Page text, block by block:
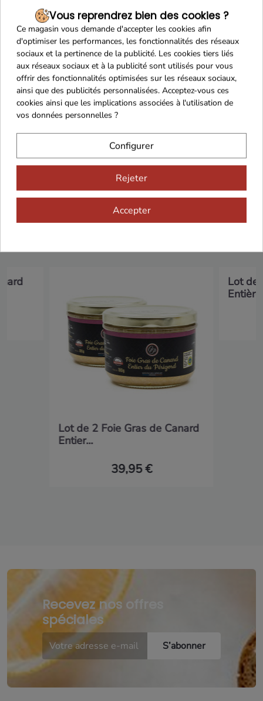
Franco de port 79€ Livraison 24h/48h
Cadeaux dès 99€
Vous aimerez aussi...
Lot de 2 Foie Gras de Canard
Entier...
39,95 €
Lot de
Recevez nos offres
spéciales
Vous reprendrez bien des cookies ?
Ce magasin vous demande d'accepter les cookies afin
d'optimiser les performances, les fonctionnalités des réseaux
sociaux et la pertinence de la publicité. Les cookies tiers liés
aux réseaux sociaux et à la publicité sont utilisés pour vous
offrir des fonctionnalités optimisées sur les réseaux sociaux,
ainsi que des publicités personnalisées. Acceptez-vous ces
cookies ainsi que les implications associées à l'utilisation de
vos données personnelles ?
Configurer
Rejeter
Accepter